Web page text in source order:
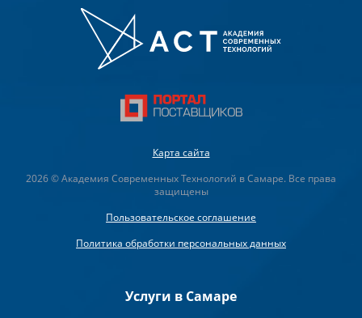
Карта сайта
2026 © Академия Современных Технологий в Самаре. Все права
защищены
Пользовательское соглашение
Политика обработки персональных данных
Услуги в Самаре